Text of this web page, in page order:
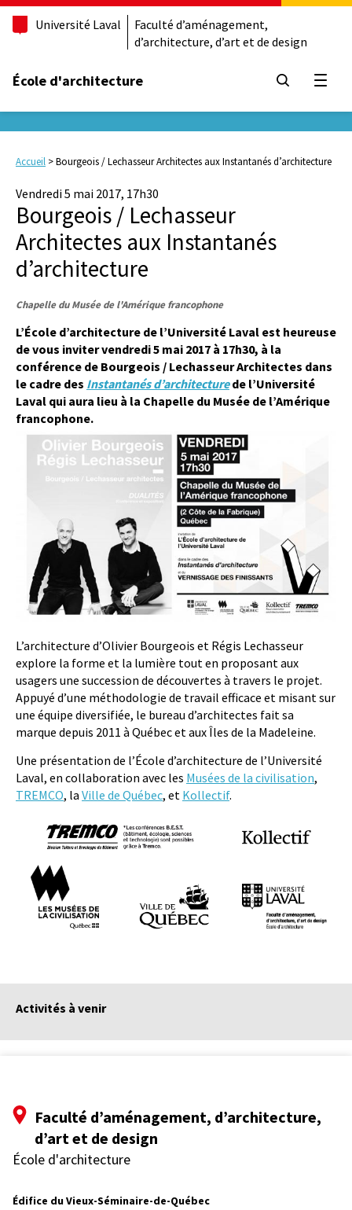
Université Laval
Faculté d’aménagement,
d’architecture, d’art et de design
École d'architecture
Accueil >Bourgeois / Lechasseur Architectes aux Instantanés d’architecture
Vendredi 5 mai 2017, 17h30
Bourgeois / Lechasseur
Architectes aux Instantanés
d’architecture
Chapelle du Musée de l'Amérique francophone
L’École d’architecture de l’Université Laval est heureuse
de vous inviter vendredi 5 mai 2017 à 17h30, à la
conférence de Bourgeois / Lechasseur Architectes dans
le cadre des Instantanés d’architecturede l’Université
Laval qui aura lieu à la Chapelle du Musée de l’Amérique
francophone.
L’architecture d’Olivier Bourgeois et Régis Lechasseur
explore la forme et la lumière tout en proposant aux
usagers une succession de découvertes à travers le projet.
Appuyé d’une méthodologie de travail efficace et misant sur
une équipe diversifiée, le bureau d’architectes fait sa
marque depuis 2011 à Québec et aux Îles de la Madeleine.
Une présentation de l’École d’architecture de l’Université
Laval, en collaboration avec les Musées de la civilisation,
TREMCO, la Ville de Québec, et Kollectif.
Activités à venir
Faculté d’aménagement, d’architecture,
d’art et de design
École d'architecture
Édifice du Vieux-Séminaire-de-Québec